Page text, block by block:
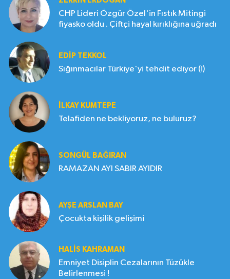
CHP Lideri Özgür Özel'in Fıstık Mitingi
fiyasko oldu . Çiftçi hayal kırıklığına uğradı
EDIP TEKKOL
Sığınmacılar Türkiye'yi tehdit ediyor (!)
İLKAY KUMTEPE
Telafiden ne bekliyoruz, ne buluruz?
SONGÜL BAĞIRAN
RAMAZAN AYI SABIR AYIDIR
AYŞE ARSLAN BAY
Çocukta kişilik gelişimi
HALIS KAHRAMAN
Emniyet Disiplin Cezalarının Tüzükle
Belirlenmesi !